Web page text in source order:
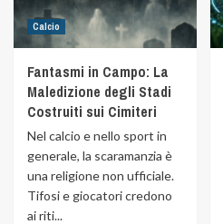
Calcio
Fantasmi in Campo: La
Maledizione degli Stadi
Costruiti sui Cimiteri
Nel calcio e nello sport in
generale, la scaramanzia è
una religione non ufficiale.
Tifosi e giocatori credono
ai riti...